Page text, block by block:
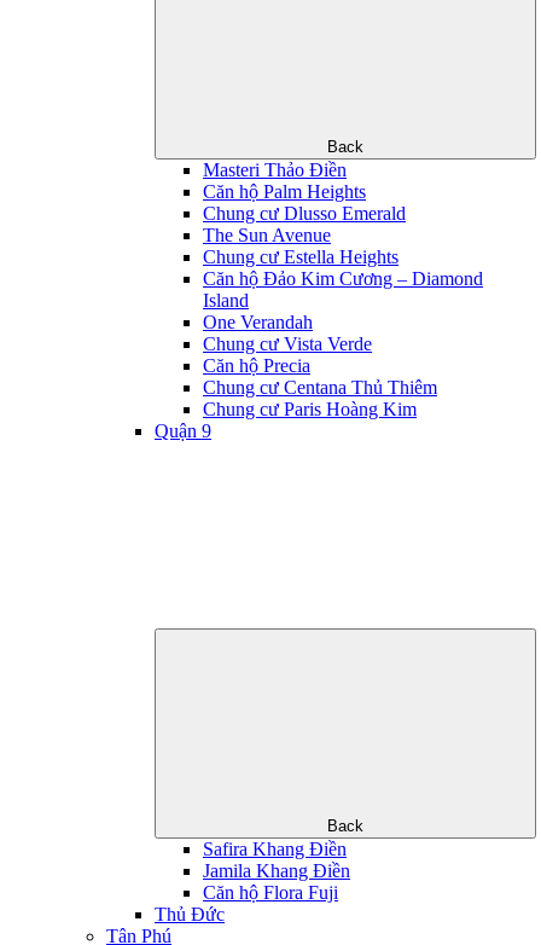
Back
Masteri Thảo Điền
Căn hộ Palm Heights
Chung cư Dlusso Emerald
The Sun Avenue
Chung cư Estella Heights
Căn hộ Đảo Kim Cương – Diamond
Island
One Verandah
Chung cư Vista Verde
Căn hộ Precia
Chung cư Centana Thủ Thiêm
Chung cư Paris Hoàng Kim
Quận 9
Back
Safira Khang Điền
Jamila Khang Điền
Căn hộ Flora Fuji
Thủ Đức
Tân Phú